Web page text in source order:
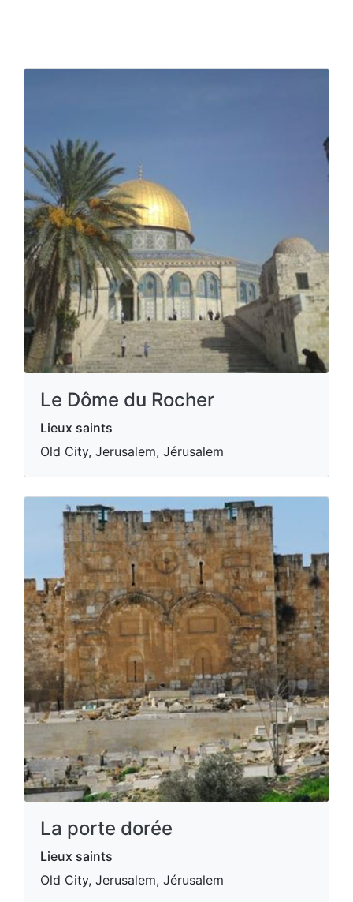
Le Dôme du Rocher
Lieux saints
Old City, Jerusalem, Jérusalem
La porte dorée
Lieux saints
Old City, Jerusalem, Jérusalem